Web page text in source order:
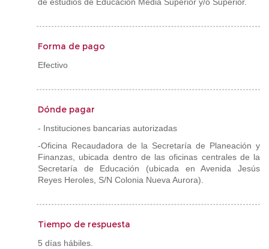
Forma de pago
Efectivo
Dónde pagar
- Instituciones bancarias autorizadas
-Oficina Recaudadora de la Secretaría de Planeación y
Finanzas, ubicada dentro de las oficinas centrales de la
Secretaría de Educación (ubicada en Avenida Jesús
Reyes Heroles, S/N Colonia Nueva Aurora).
Tiempo de respuesta
5 días hábiles.